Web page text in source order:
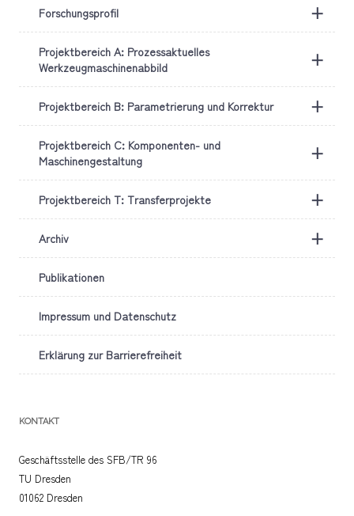
+
Forschungsprofil
+
Projektbereich A: Prozessaktuelles
Werkzeugmaschinenabbild
+
Projektbereich B: Parametrierung und Korrektur
+
Projektbereich C: Komponenten- und
Maschinengestaltung
+
Projektbereich T: Transferprojekte
+
Archiv
Publikationen
Impressum und Datenschutz
Erklärung zur Barrierefreiheit
KONTAKT
Geschäftsstelle des SFB/TR 96
TU Dresden
01062 Dresden